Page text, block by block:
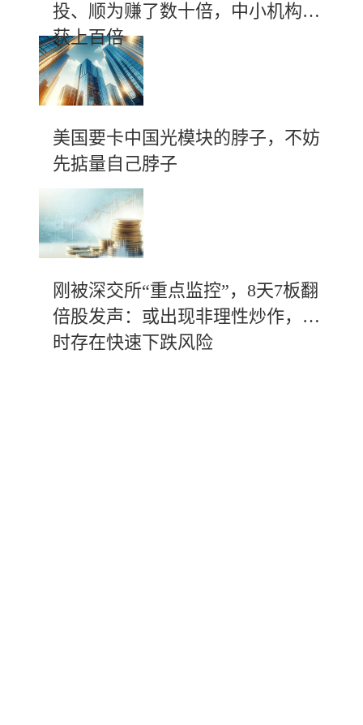
投、顺为赚了数十倍，中小机构斩
获上百倍
美国要卡中国光模块的脖子，不妨
先掂量自己脖子
刚被深交所“重点监控”，8天7板翻
倍股发声：或出现非理性炒作，随
时存在快速下跌风险